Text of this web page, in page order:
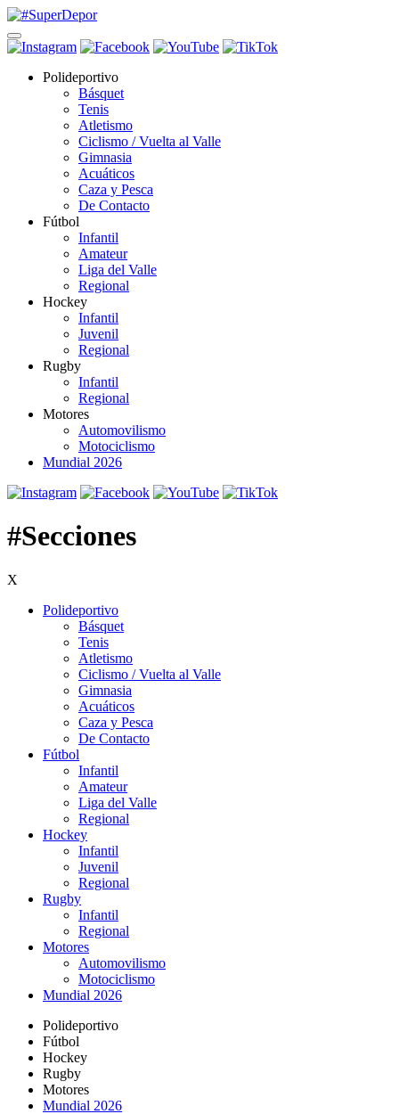
Polideportivo
Básquet
Tenis
Atletismo
Ciclismo / Vuelta al Valle
Gimnasia
Acuáticos
Caza y Pesca
De Contacto
Fútbol
Infantil
Amateur
Liga del Valle
Regional
Hockey
Infantil
Juvenil
Regional
Rugby
Infantil
Regional
Motores
Automovilismo
Motociclismo
Mundial 2026
#Secciones
X
Polideportivo
Básquet
Tenis
Atletismo
Ciclismo / Vuelta al Valle
Gimnasia
Acuáticos
Caza y Pesca
De Contacto
Fútbol
Infantil
Amateur
Liga del Valle
Regional
Hockey
Infantil
Juvenil
Regional
Rugby
Infantil
Regional
Motores
Automovilismo
Motociclismo
Mundial 2026
Polideportivo
Fútbol
Hockey
Rugby
Motores
Mundial 2026